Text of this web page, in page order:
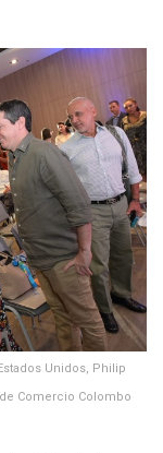
Unidos, Philip
Comercio Colombo